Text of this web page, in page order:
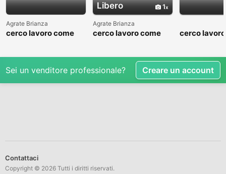
Agrate Brianza
cerco lavoro come
Libero 1
Agrate Brianza
cerco lavoro come
cerco
Sei un venditore professionale? Creare un account
Contattaci
Copyright © 2026 Tutti i diritti riservati.